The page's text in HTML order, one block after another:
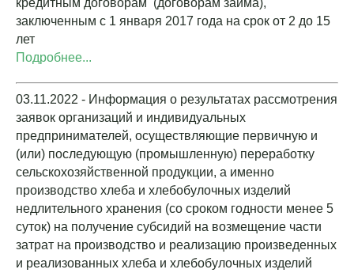
кредитным договорам (договорам займа),
заключенным с 1 января 2017 года на срок от 2 до 15
лет
Подробнее...
03.11.2022 - Информация о результатах рассмотрения
заявок организаций и индивидуальных
предпринимателей, осуществляющие первичную и
(или) последующую (промышленную) переработку
сельскохозяйственной продукции, а именно
производство хлеба и хлебобулочных изделий
недлительного хранения (со сроком годности менее 5
суток) на получение субсидий на возмещение части
затрат на производство и реализацию произведенных
и реализованных хлеба и хлебобулочных изделий